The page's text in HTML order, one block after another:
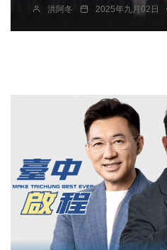
洪阿冬 2025年九月02日